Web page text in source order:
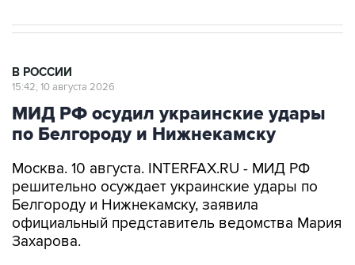
В РОССИИ
15:42, 10 августа 2026
МИД РФ осудил украинские удары
по Белгороду и Нижнекамску
Москва. 10 августа. INTERFAX.RU - МИД РФ
решительно осуждает украинские удары по
Белгороду и Нижнекамску, заявила
официальный представитель ведомства Мария
Захарова.